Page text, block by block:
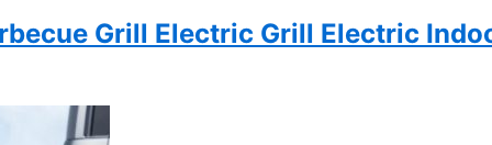
Grill Electric Grill Electric